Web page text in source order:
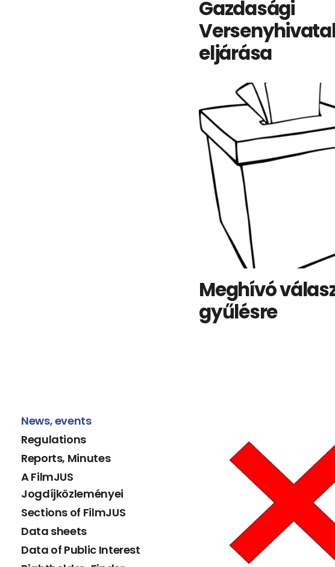
News, events
Regulations
Reports, Minutes
A FilmJUS
Jogdíjközleményei
Sections of FilmJUS
Data sheets
Data of Public Interest
Gazdasági
eljárása
Meghívó
gyűlésre